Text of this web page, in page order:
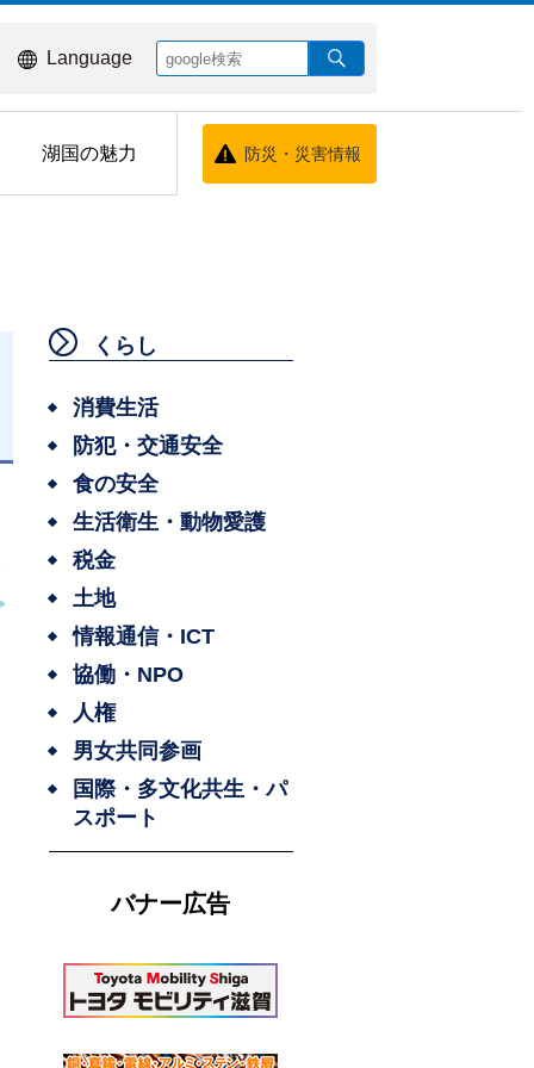
Language
湖国の魅力 防災・災害情報
くらし
消費生活
防犯・交通安全
食の安全
生活衛生・動物愛護
税金
土地
情報通信・ICT
協働・NPO
人権
男女共同参画
国際・多文化共生・パ
スポート
バナー広告